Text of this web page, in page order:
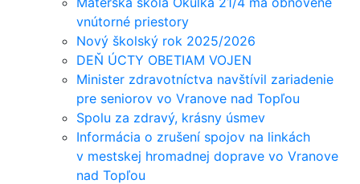
vnútorné priestory
Nový školský rok 2025/2026
DEŇ ÚCTY OBETIAM VOJEN
Minister zdravotníctva navštívil zariadenie
pre seniorov vo Vranove nad Topľou
Spolu za zdravý, krásny úsmev
Informácia o zrušení spojov na linkách
v mestskej hromadnej doprave vo Vranove
nad Topľou